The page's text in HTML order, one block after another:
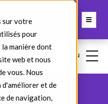
sur votre
pour
manière dont
web et nous
vous. Nous
et de
de navigation,